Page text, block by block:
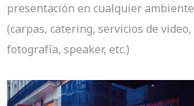
presentación en cualquier ambiente
(carpas, catering, servicios de video,
fotografía, speaker, etc.)